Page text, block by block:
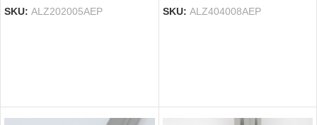
SKU: ALZ202005AEP SKU: ALZ404008AEP